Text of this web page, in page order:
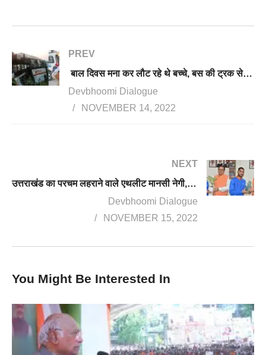
PREV
बाल दिवस मना कर लौट रहे थे बच्चे, बस की ट्रक से हुई जोरदार भिड़ंत, एक छात्रा और स्टाफ की मौत, दर्जनों घायल
Devbhoomi Dialogue
NOVEMBER 14, 2022
NEXT
उत्तराखंड का परचम लहराने वाले एथलीट मानसी नेगी, सूरज पंवार ने की CM से मुलाकात, मिलेंगी 1-1 लाख की धनराशि
Devbhoomi Dialogue
NOVEMBER 15, 2022
You Might Be Interested In